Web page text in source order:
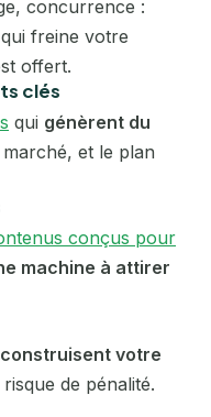
concurrence :
freine votre
offert.
clés
qui génèrent du
et le plan
conçus pour
machine à attirer
construisent votre
de pénalité.